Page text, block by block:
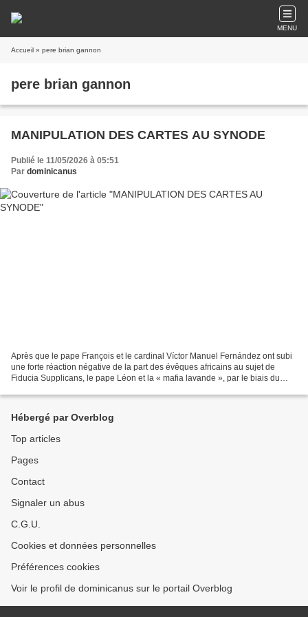
MENU
Accueil » pere brian gannon
pere brian gannon
MANIPULATION DES CARTES AU SYNODE
Publié le 11/05/2026 à 05:51
Par dominicanus
Après que le pape François et le cardinal Víctor Manuel Fernández ont subi
une forte réaction négative de la part des évêques africains au sujet de
Fiducia Supplicans, le pape Léon et la « mafia lavande », par le biais du
Hébergé par Overblog
Top articles
Pages
Contact
Signaler un abus
C.G.U.
Cookies et données personnelles
Préférences cookies
Voir le profil de dominicanus sur le portail Overblog